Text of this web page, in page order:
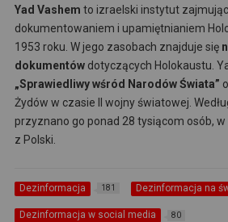
Yad Vashem to izraelski instytut
dokumentowaniem i upamiętnianiem
1953 roku. W jego zasobach znajduje się
dokumentówdotyczących Holokaustu.
„Sprawiedliwy wśród Narodów Świata”
Żydów w czasie II wojny światowej.
przyznano go ponad 28 tysiącom osób,
z Polski.
Dezinformacja 181 Dezinformacja na
Dezinformacja w social media 80